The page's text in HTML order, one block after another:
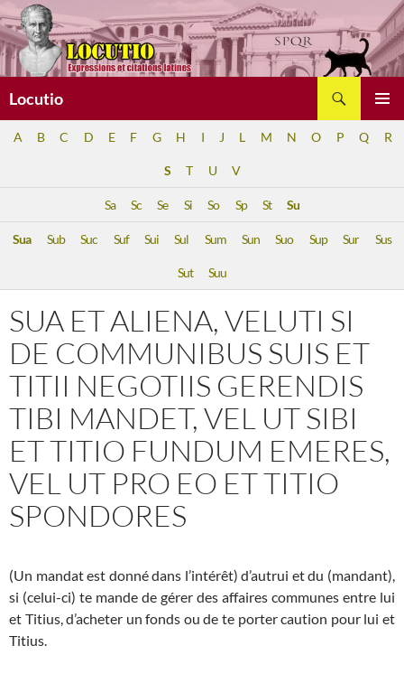
Aller
au
contenu
Locutio
A B C D E F G H I J L M N O P Q R
S T U V
Sa Sc Se Si So Sp St Su
Sua Sub Suc Suf Sui Sul Sum Sun Suo Sup Sur Sus
Sut Suu
SUA ET ALIENA, VELUTI SI
DE COMMUNIBUS SUIS ET
TITII NEGOTIIS GERENDIS
TIBI MANDET, VEL UT SIBI
ET TITIO FUNDUM EMERES,
VEL UT PRO EO ET TITIO
SPONDORES
(Un mandat est donné dans l’intérêt) d’autrui et du (mandant),
si (celui-ci) te mande de gérer des affaires communes entre lui
et Titius, d’acheter un fonds ou de te porter caution pour lui et
Titius.